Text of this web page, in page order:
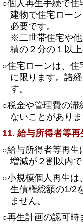
○個人再生手続で住
建物で住宅ロー
必要です。
※二世帯住宅や
積の２分の１以
○住宅ローンは、住
に限ります。諸
す。
○税金や管理費の滞
ないことがありま
11. 給与所得者等
○給与所得者等再生
増減が２割以内
○小規模個人再生は
生債権総額の1/2
ません。
○再生計画の認可時